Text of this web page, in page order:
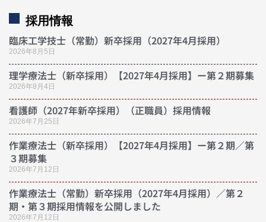
採用情報
臨床工学技士（常勤）新卒採用（2027年4月採用）
2026年8月5日
理学療法士（新卒採用）【2027年4月採用】ー第２期募集
2026年8月4日
看護師（2027年新卒採用）（正職員）採用情報
2026年7月25日
作業療法士（新卒採用）【2027年4月採用】ー第２期／第
３期募集
2026年7月12日
作業療法士（常勤）新卒採用（2027年4月採用）／第２
期・第３期採用情報を公開しました
2026年7月12日